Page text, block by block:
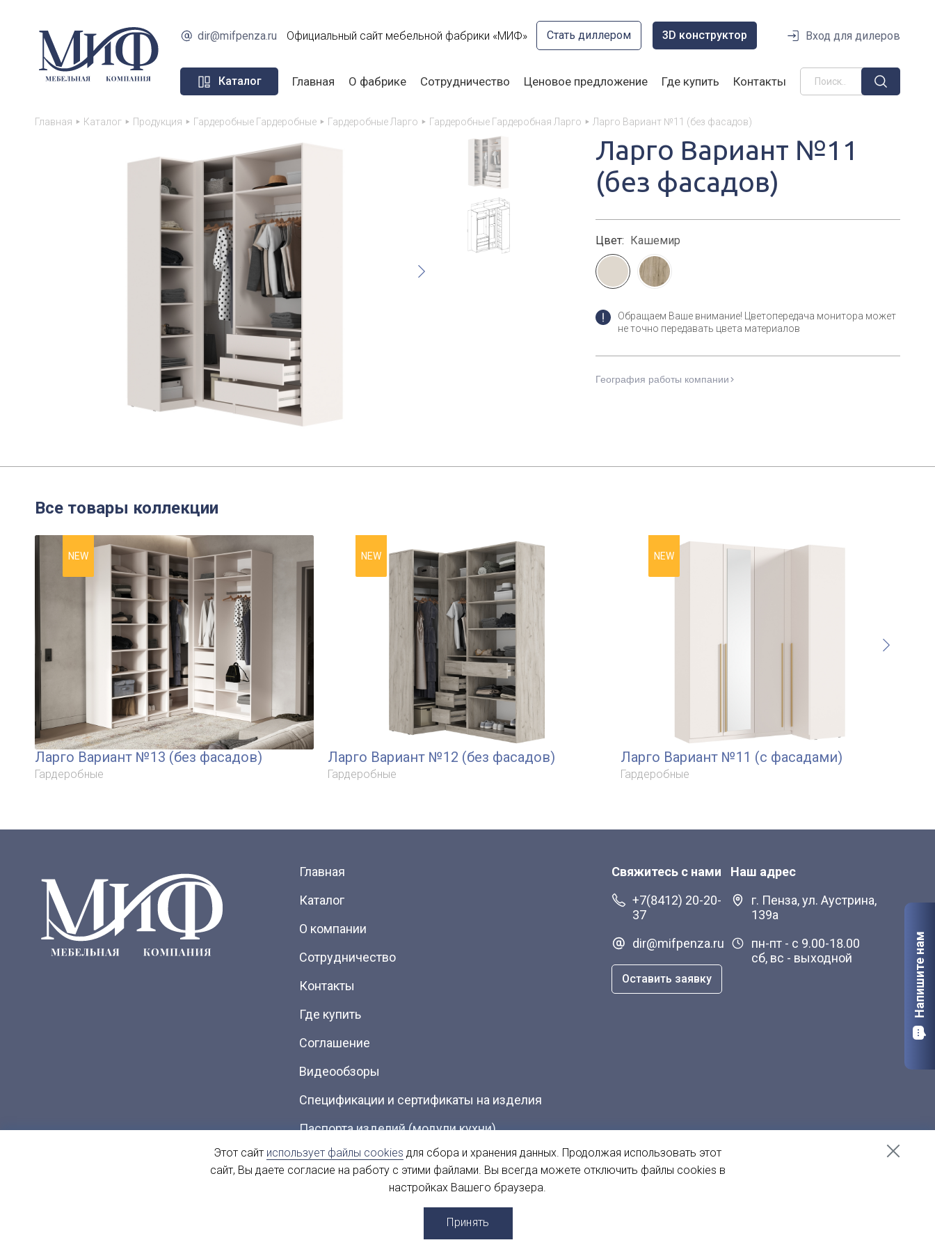
dir@mifpenza.ru Официальный сайт мебельной фабрики «МИФ» Стать диллером 3D конструктор Вход для дилеров
Каталог Главная О фабрике Сотрудничество Ценовое предложение Где купить Контакты
Главная Каталог Продукция Гардеробные Гардеробные Гардеробные Ларго Гардеробные Гардеробная Ларго Ларго Вариант №11 (без фасадов)
Ларго Вариант №11
(без фасадов)
Цвет: Кашемир
Обращаем Ваше внимание! Цветопередача монитора может
не точно передавать цвета материалов
География работы компании
Все товары коллекции
NEW
Ларго Вариант №13 (без фасадов)
Гардеробные
NEW
Ларго Вариант №12 (без фасадов)
Гардеробные
NEW
Ларго Вариант №11 (с фасадами)
Гардеробные
Главная
Каталог
О компании
Сотрудничество
Контакты
Где купить
Соглашение
Видеообзоры
Спецификации и сертификаты на изделия
Паспорта изделий (модули кухни)
Каталоги (Скачать PDF)
Свяжитесь с нами
+7(8412) 20-20-
37
dir@mifpenza.ru
Оставить заявку
Наш адрес
г. Пенза, ул. Аустрина,
139а
пн-пт - с 9.00-18.00
сб, вс - выходной
Напишите нам
Этот сайт использует файлы cookies для сбора и хранения данных. Продолжая использовать этот
сайт, Вы даете согласие на работу с этими файлами. Вы всегда можете отключить файлы cookies в
настройках Вашего браузера.
Принять